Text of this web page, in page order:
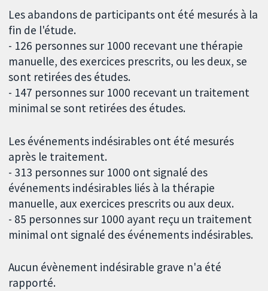
Les abandons de participants ont été mesurés à la
fin de l'étude.
- 126 personnes sur 1000 recevant une thérapie
manuelle, des exercices prescrits, ou les deux, se
sont retirées des études.
- 147 personnes sur 1000 recevant un traitement
minimal se sont retirées des études.
Les événements indésirables ont été mesurés
après le traitement.
- 313 personnes sur 1000 ont signalé des
événements indésirables liés à la thérapie
manuelle, aux exercices prescrits ou aux deux.
- 85 personnes sur 1000 ayant reçu un traitement
minimal ont signalé des événements indésirables.
Aucun évènement indésirable grave n'a été
rapporté.